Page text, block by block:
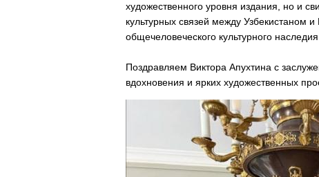
художественного уровня издания, но и
культурных связей между Узбекистаном
общечеловеческого культурного наследия.
Поздравляем Виктора Апухтина с
вдохновения и ярких художественных